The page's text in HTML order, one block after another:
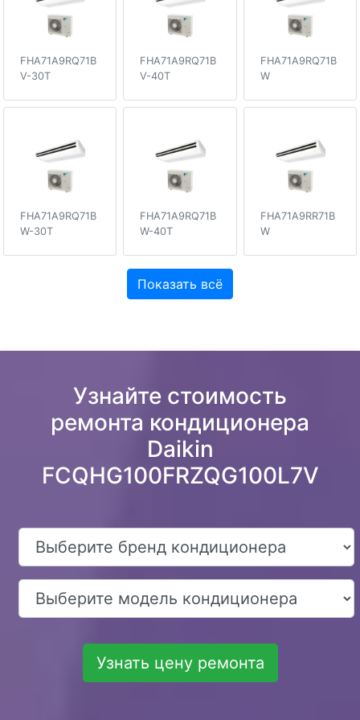
FHA71A9RQ71B
V-30T
FHA71A9RQ71B
V-40T
FHA71A9RQ71B
W
FHA71A9RQ71B
W-30T
FHA71A9RQ71B
W-40T
FHA71A9RR71B
W
Показать всё
Узнайте стоимость
ремонта кондиционера
Daikin
FCQHG100FRZQG100L7V
Узнать цену ремонта